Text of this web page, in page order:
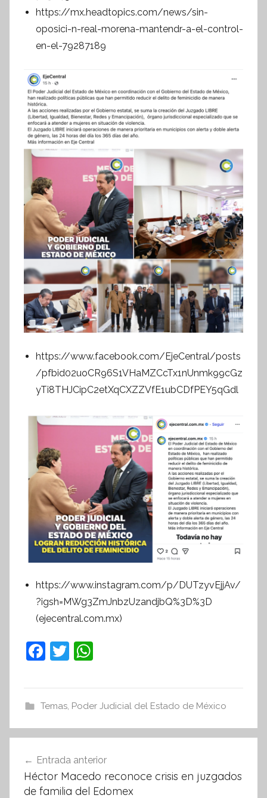
https://mx.headtopics.com/news/sin-
oposici-n-real-morena-mantendr-a-el-control-
en-el-79287189
https://www.facebook.com/EjeCentral/posts
/pfbid02uoCR96S1VHaMZCcTx1nUnmk99cGz
yTi8THJCipC2etXqCXZZVfE1ubCDfPEY5qGdl
https://www.instagram.com/p/DUTzyvEjjAv/
?igsh=MWg3ZmJnbzUzandjbQ%3D%3D
(ejecentral.com.mx)
F
e
b
o
k
T
er s
A
p
Temas, Poder Judicial del Estado de México
de
entradas
Entrada anterior
Héctor Macedo reconoce crisis en juzgados
de familia del Edomex